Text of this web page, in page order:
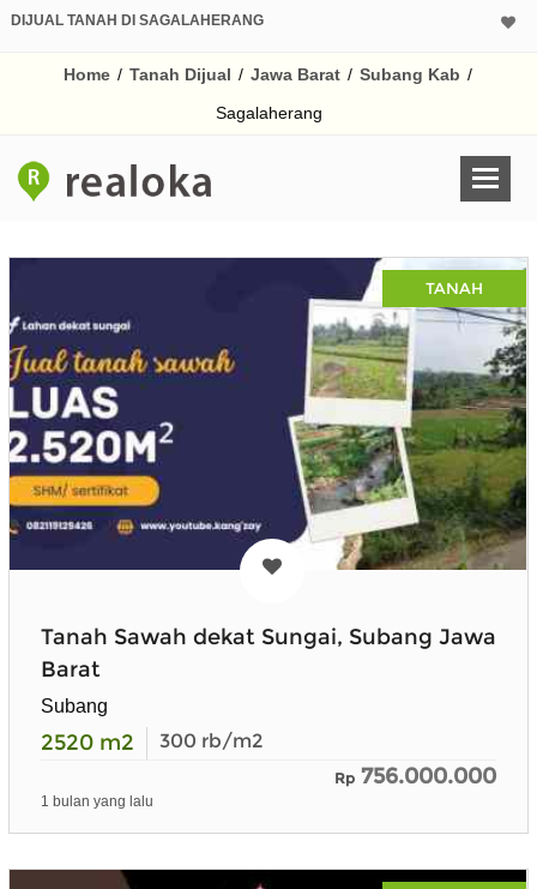
DIJUAL TANAH DI SAGALAHERANG
Home / Tanah Dijual / Jawa Barat / Subang Kab /
Sagalaherang
TANAH
Tanah Sawah dekat Sungai, Subang Jawa
Barat
Subang
2520 m2 300 rb/m2
Rp 756.000.000
1 bulan yang lalu